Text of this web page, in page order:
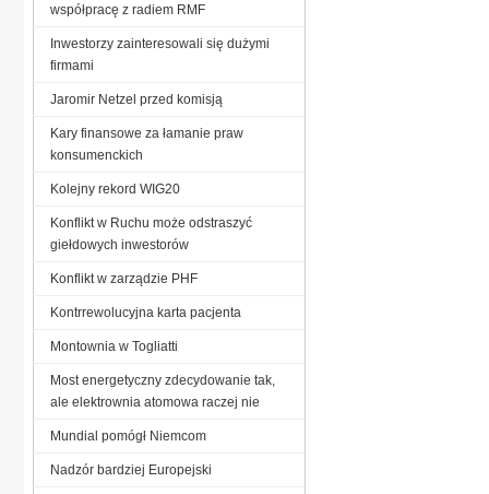
współpracę z radiem RMF
Inwestorzy zainteresowali się dużymi
firmami
Jaromir Netzel przed komisją
Kary finansowe za łamanie praw
konsumenckich
Kolejny rekord WIG20
Konflikt w Ruchu może odstraszyć
giełdowych inwestorów
Konflikt w zarządzie PHF
Kontrrewolucyjna karta pacjenta
Montownia w Togliatti
Most energetyczny zdecydowanie tak,
ale elektrownia atomowa raczej nie
Mundial pomógł Niemcom
Nadzór bardziej Europejski